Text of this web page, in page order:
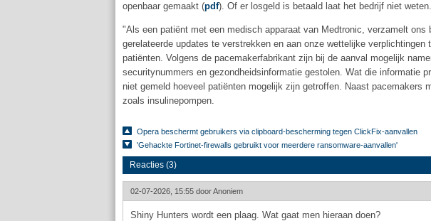
openbaar gemaakt (pdf). Of er losgeld is betaald laat het bedrijf niet weten.
"Als een patiënt met een medisch apparaat van Medtronic, verzamelt
gerelateerde updates te verstrekken en aan onze wettelijke
patiënten. Volgens de pacemakerfabrikant zijn bij de aanval mogelijk
securitynummers en gezondheidsinformatie gestolen. Wat die informatie
niet gemeld hoeveel patiënten mogelijk zijn getroffen. Naast pacemakers
zoals insulinepompen.
Opera beschermt gebruikers via clipboard-bescherming tegen ClickFix-aanvallen
'Gehackte Fortinet-firewalls gebruikt voor meerdere ransomware-aanvallen'
Reacties (3)
02-07-2026, 15:55 doorAnoniem
Shiny Hunters wordt een plaag. Wat gaat men hieraan doen?